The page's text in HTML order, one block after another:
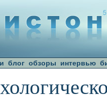
блог обзоры интервью